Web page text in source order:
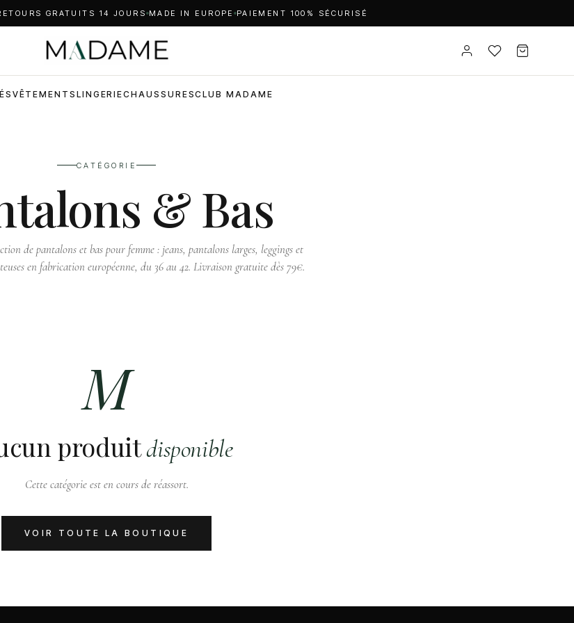
GRATUITS 14 JOURS MADE IN EUROPE PAIEMENT 100% SÉCURISÉ
VÊTEMENTS LINGERIECHAUSSURESCLUB MADAME
CATÉGORIE
& Bas
de pantalons et bas pour femme : jeans, pantalons larges, leggings et
en fabrication européenne, du 36 au 42. Livraison gratuite dès 79€.
M
produitdisponible
Cette catégorie est en cours de réassort.
VOIR TOUTE LA BOUTIQUE